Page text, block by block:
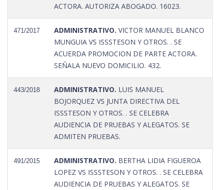
ACTORA. AUTORIZA ABOGADO. 16023.
471/2017 ADMINISTRATIVO. VICTOR MANUEL BLANCO
MUNGUIA VS ISSSTESON Y OTROS. . SE
ACUERDA PROMOCION DE PARTE ACTORA.
SEÑALA NUEVO DOMICILIO. 432.
443/2018 ADMINISTRATIVO. LUIS MANUEL
BOJORQUEZ VS JUNTA DIRECTIVA DEL
ISSSTESON Y OTROS. . SE CELEBRA
AUDIENCIA DE PRUEBAS Y ALEGATOS. SE
ADMITEN PRUEBAS.
491/2015 ADMINISTRATIVO. BERTHA LIDIA FIGUEROA
LOPEZ VS ISSSTESON Y OTROS. . SE CELEBRA
AUDIENCIA DE PRUEBAS Y ALEGATOS. SE